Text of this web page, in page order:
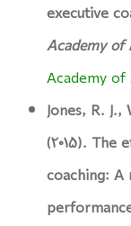
executive
Academy of
Academy of
Jones, R.
(2015). The
coaching: A